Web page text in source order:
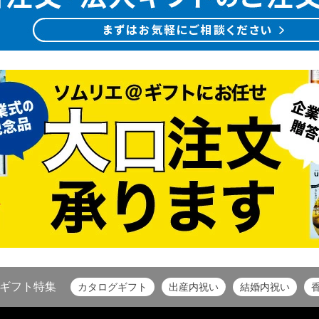
フト特集 カタログギフト 出産内祝い 結婚内祝い